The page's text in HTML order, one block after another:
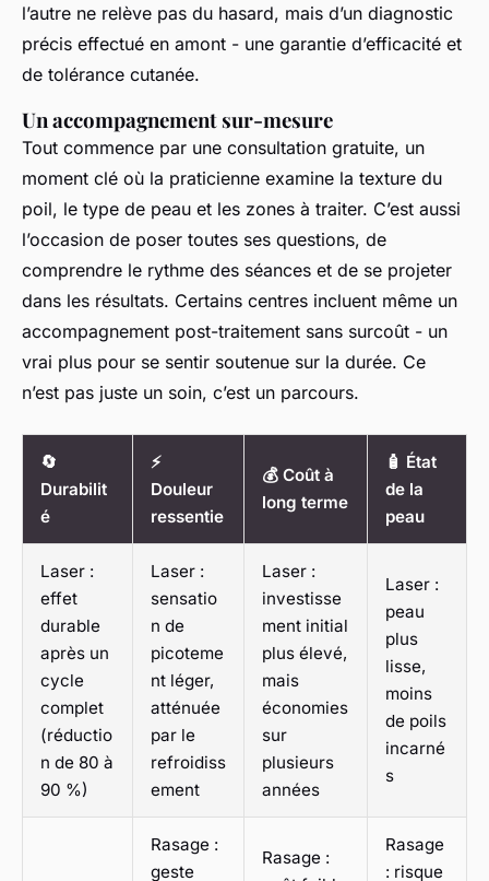
l’autre ne relève pas du hasard, mais d’un diagnostic
précis effectué en amont - une garantie d’efficacité et
de tolérance cutanée.
Un accompagnement sur-mesure
Tout commence par une consultation gratuite, un
moment clé où la praticienne examine la texture du
poil, le type de peau et les zones à traiter. C’est aussi
l’occasion de poser toutes ses questions, de
comprendre le rythme des séances et de se projeter
dans les résultats. Certains centres incluent même un
accompagnement post-traitement sans surcoût - un
vrai plus pour se sentir soutenue sur la durée. Ce
n’est pas juste un soin, c’est un parcours.
🔄
Durabilit
é
⚡
Douleur
ressentie
💰 Coût à
long terme
🧴 État
de la
peau
Laser :
effet
durable
après un
cycle
complet
(réductio
n de 80 à
90 %)
Laser :
sensatio
n de
picoteme
nt léger,
atténuée
par le
refroidiss
ement
Laser :
investisse
ment initial
plus élevé,
mais
économies
sur
plusieurs
années
Laser :
peau
plus
lisse,
moins
de poils
incarné
s
Rasage :
geste
Rasage :
Rasage
: risque